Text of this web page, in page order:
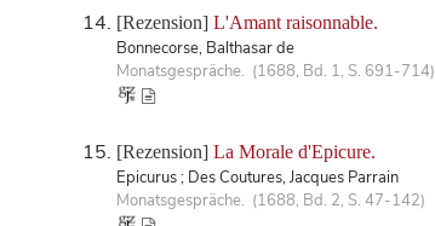
[Rezension] L'Amant raisonnable.
Bonnecorse, Balthasar de
Monatsgespräche. (1688, Bd. 1, S. 691-714)
[Rezension] La Morale d'Epicure.
Epicurus ; Des Coutures, Jacques Parrain
Monatsgespräche. (1688, Bd. 2, S. 47-142)